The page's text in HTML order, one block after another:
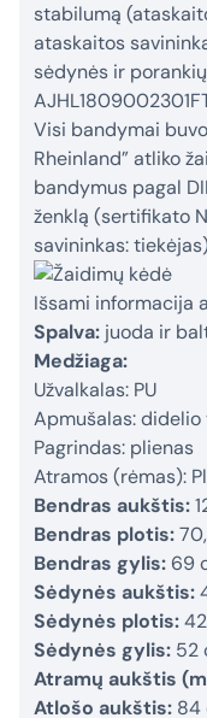
stabilumą
ataskaitos
sėdynės ir
Visi bandymai
Rheinland” atliko
bandymus pagal
ženklą (sertifikato
savininkas:
Išsami informacija
Spalva: juoda ir
Medžiaga:
Užvalkalas: PU
Apmušalas:
Pagrindas: plienas
Atramos (rėmas):
Bendras aukštis:
Bendras plotis:
Bendras gylis: 69
Sėdynės aukštis:
Sėdynės plotis:
Sėdynės gylis: 52
Atramų aukštis
Atlošo aukštis: 84